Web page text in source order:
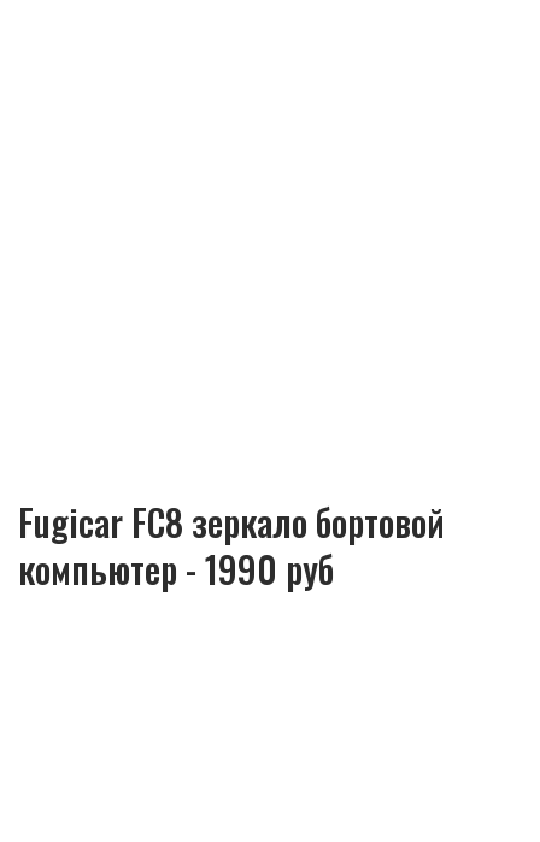
Fugicar FC8 зеркало бортовой
компьютер - 1990 руб